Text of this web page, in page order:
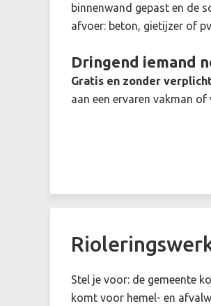
binnenwand gepast en de
afvoer: beton, gietijzer of
Dringend iemand
Gratis en zonder
aan een ervaren vakman
Stel je voor: de gemeente
komt voor hemel- en